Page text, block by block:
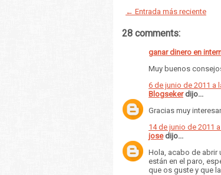
← Entrada más reciente
28 comments:
ganar dinero en
Muy buenos
6 de junio de 2011 a
Blogsekerdijo...
Gracias muy
14 de junio de 2011
josedijo...
Hola, acabo de abrir
están en el paro,
que os guste y que